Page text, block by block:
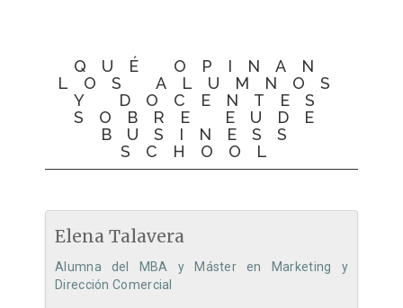
QUÉ OPINAN
LOS ALUMNOS
Y DOCENTES
SOBRE EUDE
BUSINESS
SCHOOL
Elena Talavera
Alumna del MBA y Máster en Marketing y
Dirección Comercial